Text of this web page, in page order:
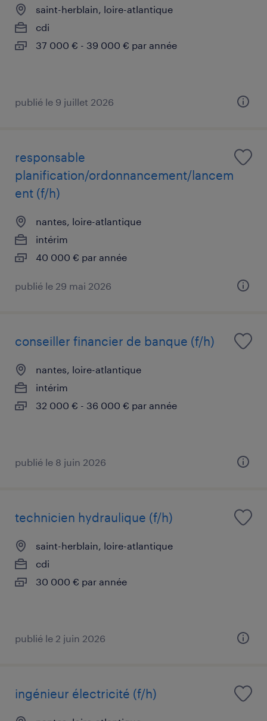
saint-herblain, loire-atlantique
cdi
37 000 € - 39 000 € par année
publié le 9 juillet 2026
responsable
planification/ordonnancement/lancem
ent (f/h)
nantes, loire-atlantique
intérim
40 000 € par année
publié le 29 mai 2026
conseiller financier de banque (f/h)
nantes, loire-atlantique
intérim
32 000 € - 36 000 € par année
publié le 8 juin 2026
technicien hydraulique (f/h)
saint-herblain, loire-atlantique
cdi
30 000 € par année
publié le 2 juin 2026
ingénieur électricité (f/h)